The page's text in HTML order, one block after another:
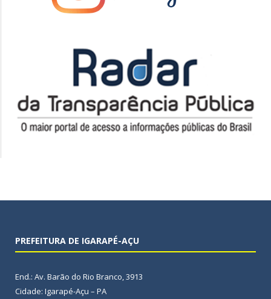
PREFEITURA DE IGARAPÉ-AÇU
End.: Av. Barão do Rio Branco, 3913
Cidade: Igarapé-Açu – PA